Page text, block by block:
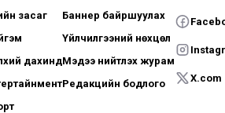
засаг
дахинд
Баннер байршуулах
Үйлчилгээний нөхцөл
Мэдээ нийтлэх журам
Редакцийн бодлого
X.com